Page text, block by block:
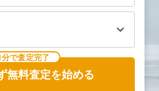
分で査定完了
無料査定を始める